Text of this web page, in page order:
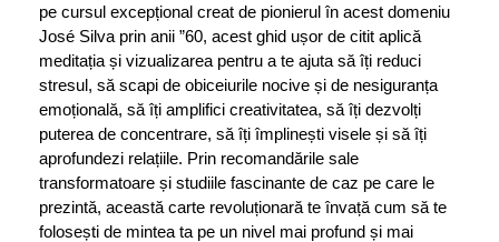
pe cursul excepțional creat de pionierul în acest domeniu
José Silva prin anii ”60, acest ghid ușor de citit aplică
meditația și vizualizarea pentru a te ajuta să îți reduci
stresul, să scapi de obiceiurile nocive și de nesiguranța
emoțională, să îți amplifici creativitatea, să îți dezvolți
puterea de concentrare, să îți împlinești visele și să îți
aprofundezi relațiile. Prin recomandările sale
transformatoare și studiile fascinante de caz pe care le
prezintă, această carte revoluționară te învață cum să te
folosești de mintea ta pe un nivel mai profund și mai